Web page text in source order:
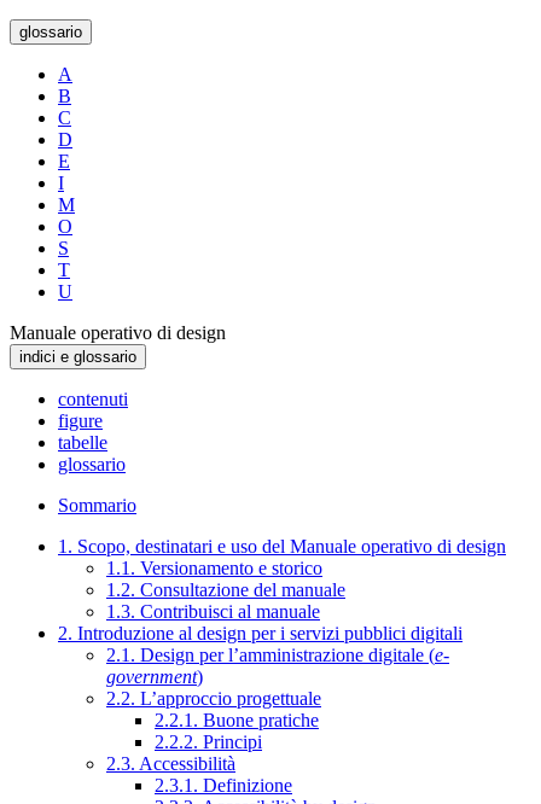
glossario
A
B
C
D
E
I
M
O
S
T
U
Manuale operativo di design
indici e glossario
contenuti
figure
tabelle
glossario
Sommario
1. Scopo, destinatari e uso del Manuale operativo di design
1.1. Versionamento e storico
1.2. Consultazione del manuale
1.3. Contribuisci al manuale
2. Introduzione al design per i servizi pubblici digitali
2.1. Design per l’amministrazione digitale (e-
government)
2.2. L’approccio progettuale
2.2.1. Buone pratiche
2.2.2. Principi
2.3. Accessibilità
2.3.1. Definizione